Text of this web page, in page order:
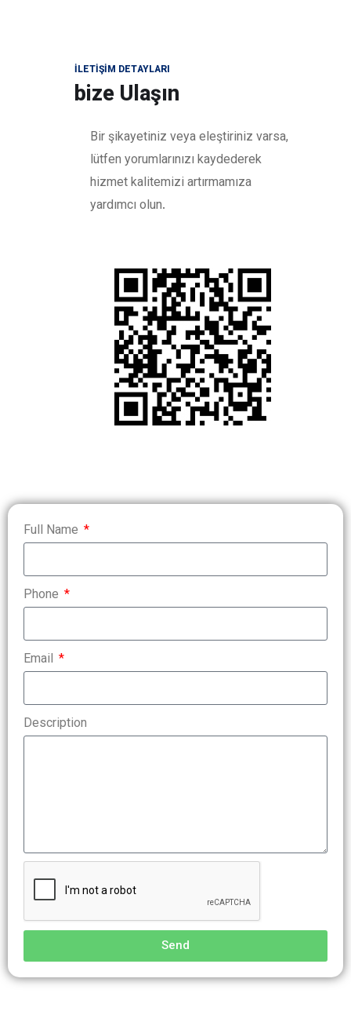
İLETIŞIM DETAYLARI
bize Ulaşın
Bir şikayetiniz veya eleştiriniz varsa,
lütfen yorumlarınızı kaydederek
hizmet kalitemizi artırmamıza
yardımcı olun.
Full Name
Phone
Email
Description
Send